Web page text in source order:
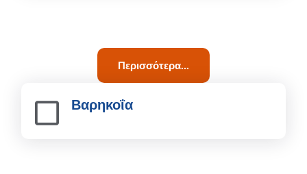
Περισσότερα...
Βαρηκοΐα